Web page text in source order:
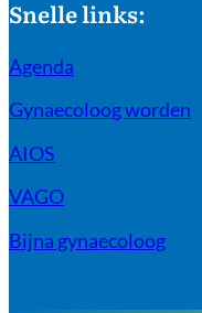
Snelle links:
Agenda
Gynaecoloog worden
AIOS
VAGO
Bijna gynaecoloog